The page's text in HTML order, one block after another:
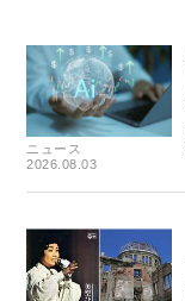
ニュース
2026.08.03